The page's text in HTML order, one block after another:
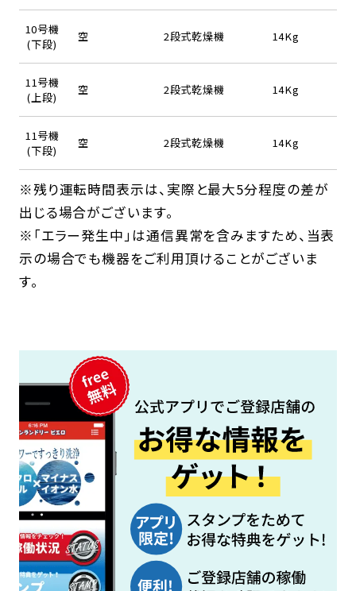
10号機
(下段)
空 2段式乾燥機 14Kg
11号機
(上段)
空 2段式乾燥機 14Kg
11号機
(下段)
空 2段式乾燥機 14Kg
※残り運転時間表示は、実際と最大5分程度の差が
出じる場合がございます。
※「エラー発生中」は通信異常を含みますため、当表
示の場合でも機器をご利用頂けることがございま
す。